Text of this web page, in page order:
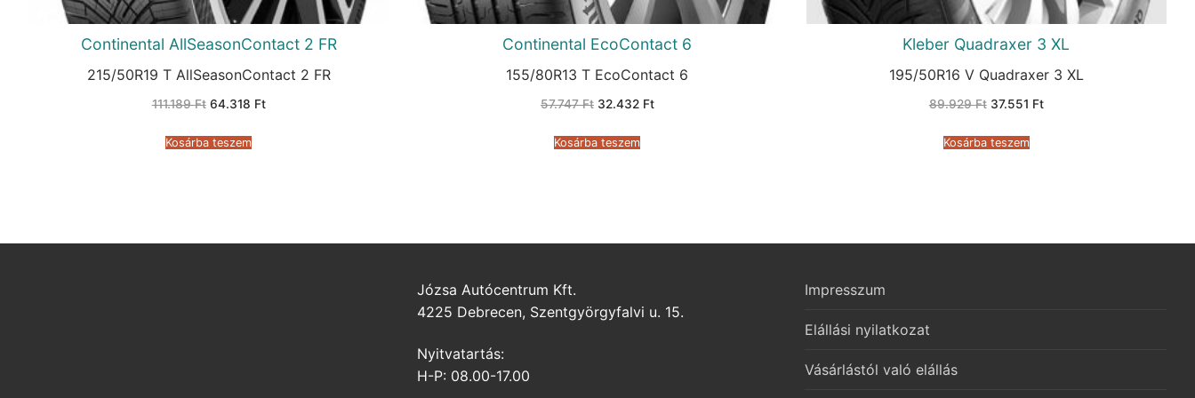
Continental AllSeasonContact 2 FR
215/50R19 T AllSeasonContact 2 FR
111.189Ft Original
111.189 Ft.
64.318 FtCurrent
Kosárba teszem
Continental EcoContact 6
155/80R13 T EcoContact 6
57.747Ft Original
57.747 Ft.
32.432 FtCurrent
Kosárba teszem
Kleber Quadraxer 3 XL
195/50R16 V Quadraxer 3 XL
89.929Ft Original
89.929 Ft.
37.551 FtCurrent
Kosárba teszem
Józsa Autócentrum Kft.
4225 Debrecen, Szentgyörgyfalvi u. 15.
Nyitvatartás:
H-P: 08.00-17.00
Impresszum
Elállási nyilatkozat
Vásárlástól való elállás